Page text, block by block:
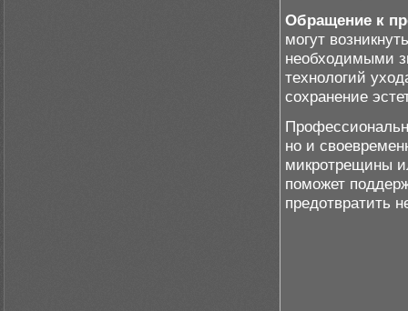
Обращение к
могут
необходимыми
технологий
сохранение
но и
микротрещины
поможет
предотвратить